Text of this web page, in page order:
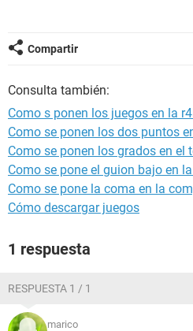
Compartir
Consulta también:
Como s ponen los juegos en la
Como se ponen los dos puntos
Como se ponen los grados en el
Como se pone el guion bajo en
Como se pone la coma en la
Cómo descargar juegos
1 respuesta
RESPUESTA 1 / 1
marico